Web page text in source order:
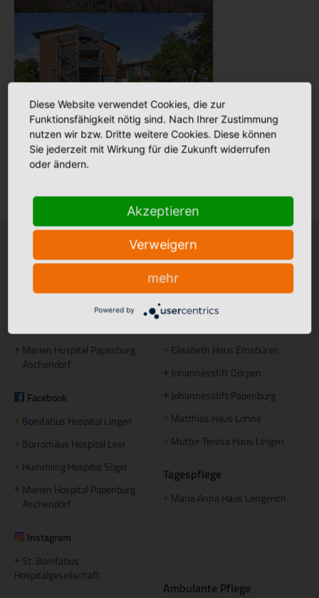
Das Johannesstift Dörpen und das Maria Anna Haus in
Krankenhäuser
Borromäus Hospital Leer
+ Marien Hospital Papenburg
Aschendorf
Facebook
+ Bonifatius Hospital Lingen
+ Borromäus Hospital Leer
+ Hümmling Hospital Sögel
+ Marien Hospital Papenburg
Aschendorf
Instagram
St. Bonifatius
Hospitalgesellschaft
Stationäre Pflege
+Maria Anna Haus Lengerich
St. Katharina Haus Thuine
Elisabeth Haus Emsbüren
+ Johannesstift Dörpen
+ Johannesstift Papenburg
+ Matthias Haus Lohne
+ Mutter Teresa Haus Lingen
Tagespflege
+ Maria Anna Haus Lengerich
Ambulante Pflege
Diese Website verwendet Cookies, die zur
Funktionsfähigkeit nötig sind. Nach Ihrer Zustimmung
nutzen wir bzw. Dritte weitere Cookies. Diese können
Sie jederzeit mit Wirkung für die Zukunft widerrufen
oder ändern.
Akzeptieren
Verweigern
mehr
Powered by